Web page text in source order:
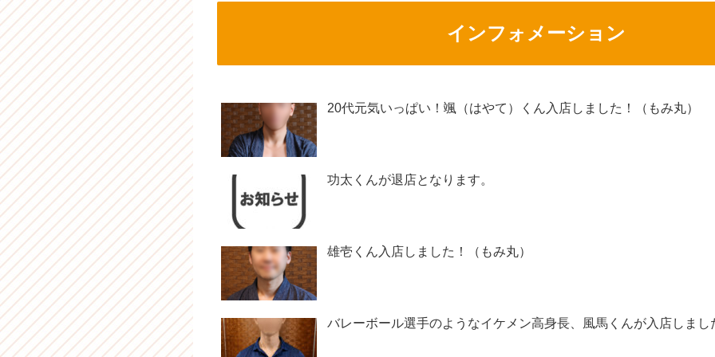
インフォメーション
20代元気いっぱい！颯（はやて）くん入店しました！（もみ丸）
功太くんが退店となります。
雄壱くん入店しました！（もみ丸）
バレーボール選手のようなイケメン高身長、風馬くんが入店しまし